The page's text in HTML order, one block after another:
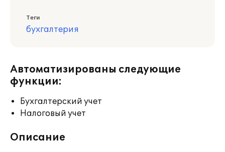
Теги
бухгалтерия
Автоматизированы следующие
функции:
Бухгалтерский учет
Налоговый учет
Описание